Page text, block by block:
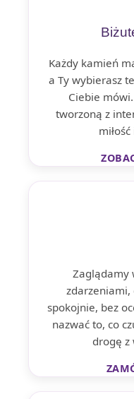
Każdy kamień
a Ty wybierasz
Ciebie
tworzoną z
Zaglądamy
spokojnie, bez
nazwać to, co
drogę z